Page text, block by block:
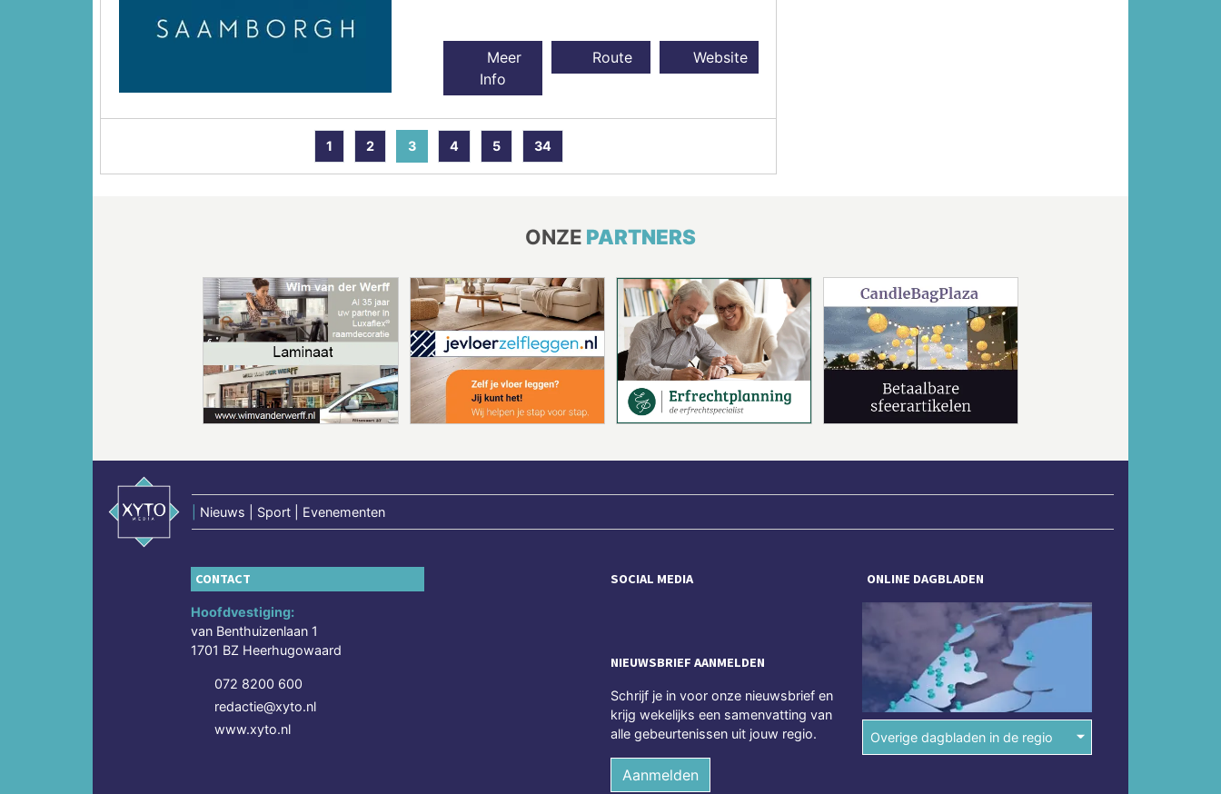
Meer
Info
Route Website
1 2 3 4 5 34
ONZE PARTNERS
Nieuws | Sport | Evenementen
CONTACT
Hoofdvestiging:
van Benthuizenlaan 1
1701 BZ Heerhugowaard
072 8200 600
redactie@xyto.nl
www.xyto.nl
SOCIAL MEDIA
NIEUWSBRIEF AANMELDEN
Schrijf je in voor onze nieuwsbrief en
krijg wekelijks een samenvatting van
alle gebeurtenissen uit jouw regio.
Aanmelden
ONLINE DAGBLADEN
Overige dagbladen in de regio